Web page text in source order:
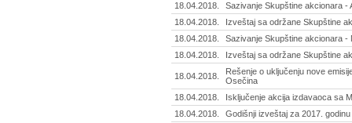
18.04.2018.
Sazivanje Skupštine akcionara -
18.04.2018.
Izveštaj sa održane Skupštine
18.04.2018.
Sazivanje Skupštine akcionara -
18.04.2018.
Izveštaj sa održane Skupštine
18.04.2018.
Rešenje o uključenju nove
Osečina
18.04.2018.
Isključenje akcija izdavaoca sa
18.04.2018.
Godišnji izveštaj za 2017.